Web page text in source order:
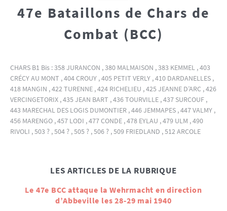
47e Bataillons de Chars de
Combat (BCC)
CHARS B1 Bis : 358 JURANCON , 380 MALMAISON , 383 KEMMEL , 403
CRÉCY AU MONT , 404 CROUY , 405 PETIT VERLY , 410 DARDANELLES ,
418 MANGIN , 422 TURENNE , 424 RICHELIEU , 425 JEANNE D’ARC , 426
VERCINGETORIX , 435 JEAN BART , 436 TOURVILLE , 437 SURCOUF ,
443 MARECHAL DES LOGIS DUMONTIER , 446 JEMMAPES , 447 VALMY ,
456 MARENGO , 457 LODI , 477 CONDE , 478 EYLAU , 479 ULM , 490
RIVOLI , 503 ? , 504 ? , 505 ? , 506 ? , 509 FRIEDLAND , 512 ARCOLE
LES ARTICLES DE LA RUBRIQUE
Le 47e BCC attaque la Wehrmacht en direction
d’Abbeville les 28-29 mai 1940